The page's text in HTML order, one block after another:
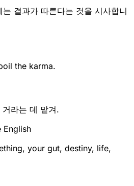
결과가 따른다는 것을 시사합니
the karma.
라는 데 맡겨.
English
your gut, destiny, life,